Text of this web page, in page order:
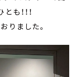
も！！！
りました。